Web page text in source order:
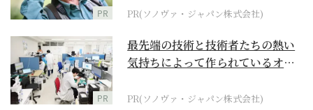
PR PR(ソノヴァ・ジャパン株式会社)
PR
最先端の技術と技術者たちの熱い
気持ちによって作られているオー
PR(ソノヴァ・ジャパン株式会社)